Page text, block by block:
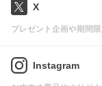
X
プレゼント企画や期間
Instagram